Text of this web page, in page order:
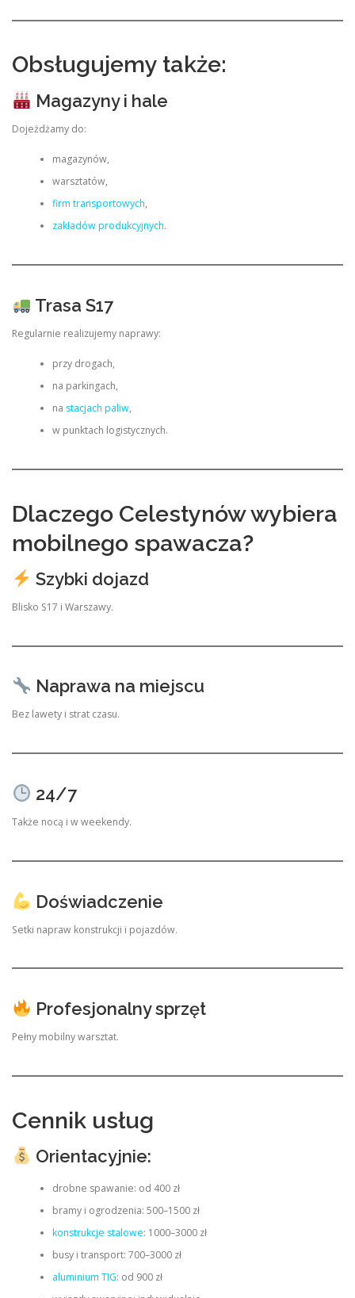
Obsługujemy także:
Magazyny i hale
Dojeżdżamy do:
magazynów,
warsztatów,
firm transportowych,
zakładów produkcyjnych.
Trasa S17
Regularnie realizujemy naprawy:
przy drogach,
na parkingach,
na stacjach paliw,
w punktach logistycznych.
Dlaczego Celestynów wybiera
mobilnego spawacza?
Szybki dojazd
Blisko S17 i Warszawy.
Naprawa na miejscu
Bez lawety i strat czasu.
24/7
Także nocą i w weekendy.
Doświadczenie
Setki napraw konstrukcji i pojazdów.
Profesjonalny sprzęt
Pełny mobilny warsztat.
Cennik usług
Orientacyjnie:
drobne spawanie: od 400 zł
bramy i ogrodzenia: 500–1500 zł
konstrukcje stalowe: 1000–3000 zł
busy i transport: 700–3000 zł
aluminium TIG: od 900 zł